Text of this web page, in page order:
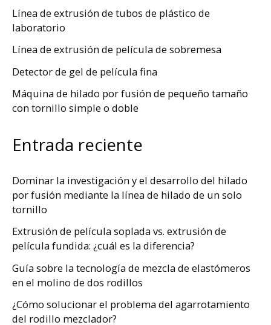
Línea de extrusión de tubos de plástico de
laboratorio
Línea de extrusión de película de sobremesa
Detector de gel de película fina
Máquina de hilado por fusión de pequeño tamaño
con tornillo simple o doble
Entrada reciente
Dominar la investigación y el desarrollo del hilado
por fusión mediante la línea de hilado de un solo
tornillo
Extrusión de película soplada vs. extrusión de
película fundida: ¿cuál es la diferencia?
Guía sobre la tecnología de mezcla de elastómeros
en el molino de dos rodillos
¿Cómo solucionar el problema del agarrotamiento
del rodillo mezclador?